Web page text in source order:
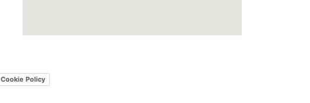
Cookie Policy